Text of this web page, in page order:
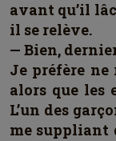
avant qu’il
il se relève.
— Bien,
Je préfère ne
alors que les
L’un des
me suppliant